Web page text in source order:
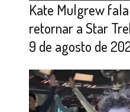
Kate Mulgrew
retornar a Star
9 de agosto de